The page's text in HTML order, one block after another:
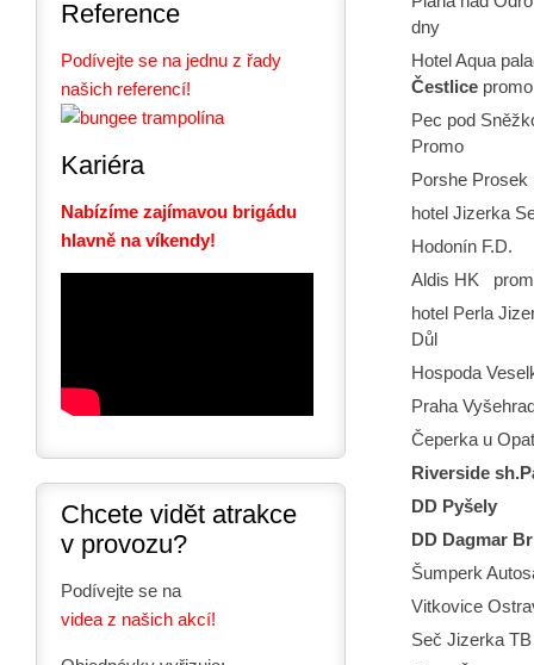
dny
Hotel Aqua
Čestlice promo
Pec pod
Promo
Porshe Prosek
hotel Jizerka
Hodonín F.D.
Aldis HK
hotel Perla
Důl
Hospoda
Praha
Čeperka u
Riverside
DD Pyšely
DD Dagmar
Šumperk
Vitkovice
Seč Jizerka TB
Reference
Podívejte se na jednu z řady
našich referencí!
Kariéra
Nabízíme zajímavou brigádu
hlavně na víkendy!
Chcete vidět atrakce
v provozu?
Podívejte se na
videa z našich akcí!